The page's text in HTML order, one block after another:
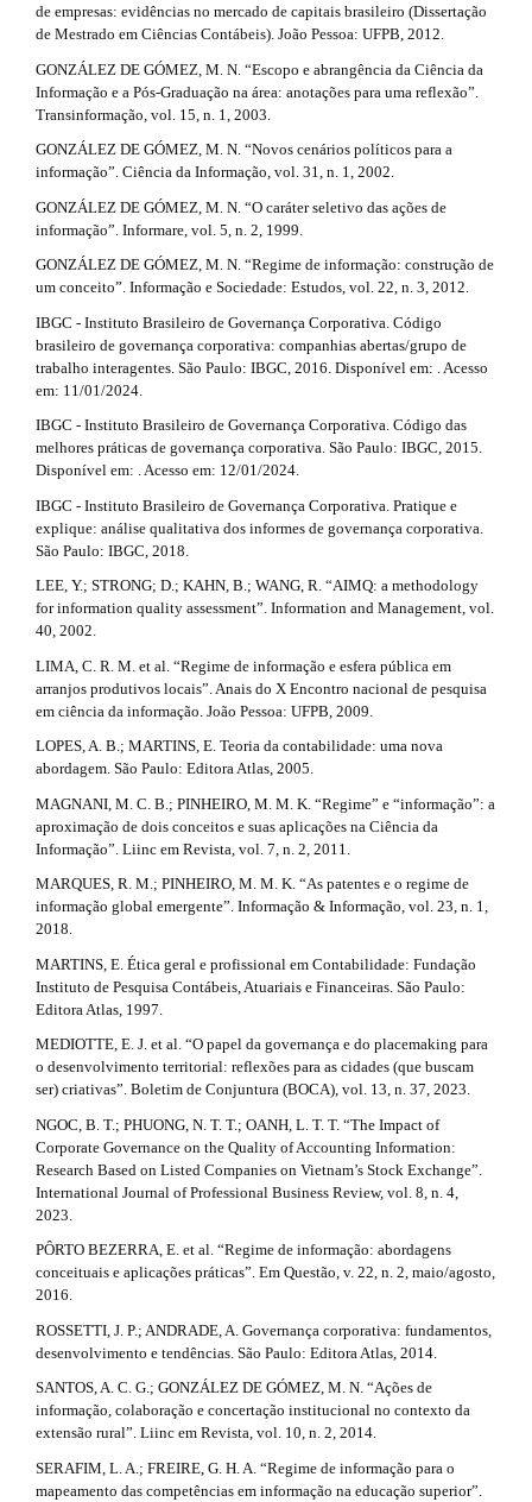
de empresas: evidências no mercado de capitais brasileiro (Dissertação
de Mestrado em Ciências Contábeis). João Pessoa: UFPB, 2012.
GONZÁLEZ DE GÓMEZ, M. N. “Escopo e abrangência da Ciência da
Informação e a Pós-Graduação na área: anotações para uma reflexão”.
Transinformação, vol. 15, n. 1, 2003.
GONZÁLEZ DE GÓMEZ, M. N. “Novos cenários políticos para a
informação”. Ciência da Informação, vol. 31, n. 1, 2002.
GONZÁLEZ DE GÓMEZ, M. N. “O caráter seletivo das ações de
informação”. Informare, vol. 5, n. 2, 1999.
GONZÁLEZ DE GÓMEZ, M. N. “Regime de informação: construção de
um conceito”. Informação e Sociedade: Estudos, vol. 22, n. 3, 2012.
IBGC - Instituto Brasileiro de Governança Corporativa. Código
brasileiro de governança corporativa: companhias abertas/grupo de
trabalho interagentes. São Paulo: IBGC, 2016. Disponível em: . Acesso
em: 11/01/2024.
IBGC - Instituto Brasileiro de Governança Corporativa. Código das
melhores práticas de governança corporativa. São Paulo: IBGC, 2015.
Disponível em: . Acesso em: 12/01/2024.
IBGC - Instituto Brasileiro de Governança Corporativa. Pratique e
explique: análise qualitativa dos informes de governança corporativa.
São Paulo: IBGC, 2018.
LEE, Y.; STRONG; D.; KAHN, B.; WANG, R. “AIMQ: a methodology
for information quality assessment”. Information and Management, vol.
40, 2002.
LIMA, C. R. M. et al. “Regime de informação e esfera pública em
arranjos produtivos locais”. Anais do X Encontro nacional de pesquisa
em ciência da informação. João Pessoa: UFPB, 2009.
LOPES, A. B.; MARTINS, E. Teoria da contabilidade: uma nova
abordagem. São Paulo: Editora Atlas, 2005.
MAGNANI, M. C. B.; PINHEIRO, M. M. K. “Regime” e “informação”: a
aproximação de dois conceitos e suas aplicações na Ciência da
Informação”. Liinc em Revista, vol. 7, n. 2, 2011.
MARQUES, R. M.; PINHEIRO, M. M. K. “As patentes e o regime de
informação global emergente”. Informação & Informação, vol. 23, n. 1,
2018.
MARTINS, E. Ética geral e profissional em Contabilidade: Fundação
Instituto de Pesquisa Contábeis, Atuariais e Financeiras. São Paulo:
Editora Atlas, 1997.
MEDIOTTE, E. J. et al. “O papel da governança e do placemaking para
o desenvolvimento territorial: reflexões para as cidades (que buscam
ser) criativas”. Boletim de Conjuntura (BOCA), vol. 13, n. 37, 2023.
NGOC, B. T.; PHUONG, N. T. T.; OANH, L. T. T. “The Impact of
Corporate Governance on the Quality of Accounting Information:
Research Based on Listed Companies on Vietnam’s Stock Exchange”.
International Journal of Professional Business Review, vol. 8, n. 4,
2023.
PÔRTO BEZERRA, E. et al. “Regime de informação: abordagens
conceituais e aplicações práticas”. Em Questão, v. 22, n. 2, maio/agosto,
2016.
ROSSETTI, J. P.; ANDRADE, A. Governança corporativa: fundamentos,
desenvolvimento e tendências. São Paulo: Editora Atlas, 2014.
SANTOS, A. C. G.; GONZÁLEZ DE GÓMEZ, M. N. “Ações de
informação, colaboração e concertação institucional no contexto da
extensão rural”. Liinc em Revista, vol. 10, n. 2, 2014.
SERAFIM, L. A.; FREIRE, G. H. A. “Regime de informação para o
mapeamento das competências em informação na educação superior”.